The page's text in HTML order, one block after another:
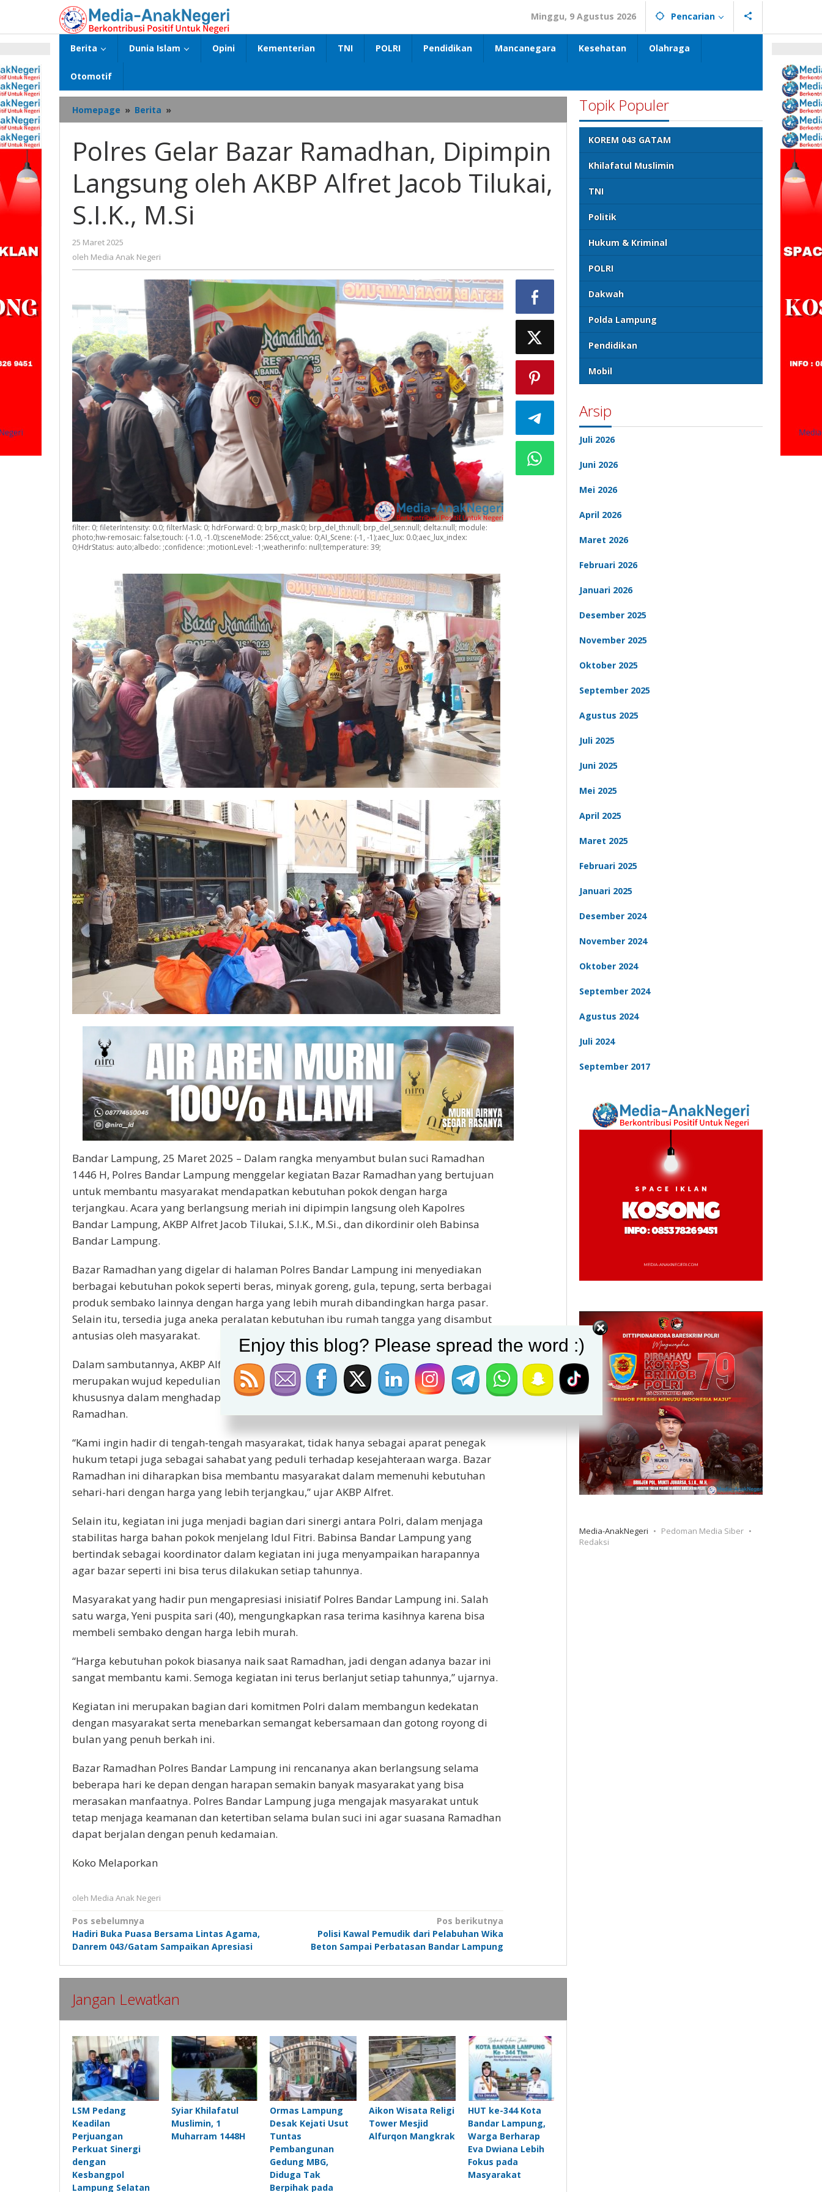
konten
Minggu, 9 Agustus 2026 Pencarian
Berita Dunia Islam Opini Kementerian TNI POLRI Pendidikan Mancanegara Kesehatan Olahraga
Otomotif
Homepage » Berita »
Gelar
Ramadhan,
Dipimpin
Langsung
oleh
AKBP
Alfret
Jacob
Polres Gelar Bazar Ramadhan, Dipimpin
Langsung oleh AKBP Alfret Jacob Tilukai,
S.I.K., M.Si
25 Maret 2025
Media
Anak
oleh Media Anak Negeri
filter: 0; fileterIntensity: 0.0; filterMask: 0; hdrForward: 0; brp_mask:0; brp_del_th:null; brp_del_sen:null; delta:null; module:
photo;hw-remosaic: false;touch: (-1.0, -1.0);sceneMode: 256;cct_value: 0;AI_Scene: (-1, -1);aec_lux: 0.0;aec_lux_index:
0;HdrStatus: auto;albedo: ;confidence: ;motionLevel: -1;weatherinfo: null;temperature: 39;
Bandar Lampung, 25 Maret 2025 – Dalam rangka menyambut bulan suci Ramadhan
1446 H, Polres Bandar Lampung menggelar kegiatan Bazar Ramadhan yang bertujuan
untuk membantu masyarakat mendapatkan kebutuhan pokok dengan harga
terjangkau. Acara yang berlangsung meriah ini dipimpin langsung oleh Kapolres
Bandar Lampung, AKBP Alfret Jacob Tilukai, S.I.K., M.Si., dan dikordinir oleh Babinsa
Bandar Lampung.
Bazar Ramadhan yang digelar di halaman Polres Bandar Lampung ini menyediakan
berbagai kebutuhan pokok seperti beras, minyak goreng, gula, tepung, serta berbagai
produk sembako lainnya dengan harga yang lebih murah dibandingkan harga pasar.
Selain itu, tersedia juga aneka peralatan kebutuhan ibu rumah tangga yang disambut
antusias oleh masyarakat.
Dalam sambutannya, AKBP Alfret Jacob Tilukai menyampaikan bahwa kegiatan ini
merupakan wujud kepedulian Polres Bandar Lampung terhadap masyarakat,
khususnya dalam menghadapi lonjakan harga kebutuhan pokok selama bulan
Ramadhan.
“Kami ingin hadir di tengah-tengah masyarakat, tidak hanya sebagai aparat penegak
hukum tetapi juga sebagai sahabat yang peduli terhadap kesejahteraan warga. Bazar
Ramadhan ini diharapkan bisa membantu masyarakat dalam memenuhi kebutuhan
sehari-hari dengan harga yang lebih terjangkau,” ujar AKBP Alfret.
Selain itu, kegiatan ini juga menjadi bagian dari sinergi antara Polri, dalam menjaga
stabilitas harga bahan pokok menjelang Idul Fitri. Babinsa Bandar Lampung yang
bertindak sebagai koordinator dalam kegiatan ini juga menyampaikan harapannya
agar bazar seperti ini bisa terus dilakukan setiap tahunnya.
Masyarakat yang hadir pun mengapresiasi inisiatif Polres Bandar Lampung ini. Salah
satu warga, Yeni puspita sari (40), mengungkapkan rasa terima kasihnya karena bisa
membeli sembako dengan harga lebih murah.
“Harga kebutuhan pokok biasanya naik saat Ramadhan, jadi dengan adanya bazar ini
sangat membantu kami. Semoga kegiatan ini terus berlanjut setiap tahunnya,” ujarnya.
Kegiatan ini merupakan bagian dari komitmen Polri dalam membangun kedekatan
dengan masyarakat serta menebarkan semangat kebersamaan dan gotong royong di
bulan yang penuh berkah ini.
Bazar Ramadhan Polres Bandar Lampung ini rencananya akan berlangsung selama
beberapa hari ke depan dengan harapan semakin banyak masyarakat yang bisa
merasakan manfaatnya. Polres Bandar Lampung juga mengajak masyarakat untuk
tetap menjaga keamanan dan ketertiban selama bulan suci ini agar suasana Ramadhan
dapat berjalan dengan penuh kedamaian.
Koko Melaporkan
oleh Media Anak Negeri
Navigasi
pos
Pos sebelumnya
Hadiri Buka Puasa Bersama Lintas Agama,
Danrem 043/Gatam Sampaikan Apresiasi
Pos berikutnya
Polisi Kawal Pemudik dari Pelabuhan Wika
Beton Sampai Perbatasan Bandar Lampung
Jangan Lewatkan
LSM Pedang
Keadilan
Perjuangan
Perkuat Sinergi
dengan
Kesbangpol
Lampung Selatan
Syiar Khilafatul
Muslimin, 1
Muharram 1448H
Ormas Lampung
Desak Kejati Usut
Tuntas
Pembangunan
Gedung MBG,
Diduga Tak
Berpihak pada
Aikon Wisata Religi
Tower Mesjid
Alfurqon Mangkrak
HUT ke-344 Kota
Bandar Lampung,
Warga Berharap
Eva Dwiana Lebih
Fokus pada
Masyarakat
Topik Populer
KOREM 043 GATAM
Khilafatul Muslimin
TNI
Politik
Hukum & Kriminal
POLRI
Dakwah
Polda Lampung
Pendidikan
Mobil
Arsip
Juli 2026
Juni 2026
Mei 2026
April 2026
Maret 2026
Februari 2026
Januari 2026
Desember 2025
November 2025
Oktober 2025
September 2025
Agustus 2025
Juli 2025
Juni 2025
Mei 2025
April 2025
Maret 2025
Februari 2025
Januari 2025
Desember 2024
November 2024
Oktober 2024
September 2024
Agustus 2024
Juli 2024
September 2017
Media-AnakNegeri
Pedoman Media Siber
Redaksi
Enjoy this blog? Please spread the word :)